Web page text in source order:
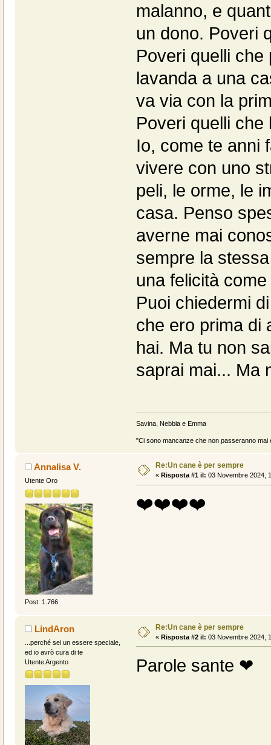
malanno, e
un dono. Poveri
Poveri quelli
lavanda a una
va via con la
Poveri quelli
Io, come te anni
vivere con uno
peli, le orme, le
casa. Penso
averne mai
sempre la
una felicità
Puoi chiedermi
che ero prima di
hai. Ma tu non
saprai mai...
Savina, Nebbia e Emma
"Ci sono mancanze che non passeranno
Annalisa V.
Utente Oro
Post: 1.766
Re:Un cane è per sempre
« Risposta #1 il: 03 Novembre 2024,
❤️❤️❤️❤️
LindAron
...perché sei un essere speciale,
ed io avrò cura di te
Utente Argento
Re:Un cane è per sempre
« Risposta #2 il: 03 Novembre 2024,
Parole sante ❤